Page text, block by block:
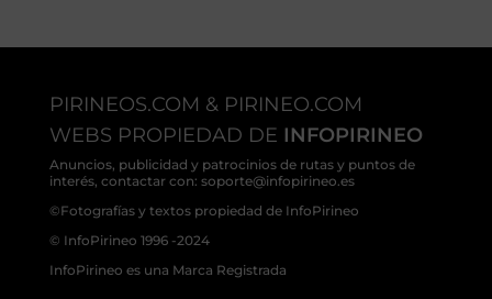
PIRINEOS.COM & PIRINEO.COM
WEBS PROPIEDAD DE INFOPIRINEO
Anuncios, publicidad y patrocinios de rutas y puntos de
interés, contactar con: soporte@infopirineo.es
©Fotografías y textos propiedad de InfoPirineo
© InfoPirineo 1996 -2024
InfoPirineo es una Marca Registrada